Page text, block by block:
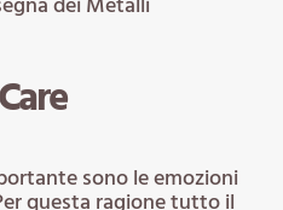
sono le emozioni
questa ragione tutto il